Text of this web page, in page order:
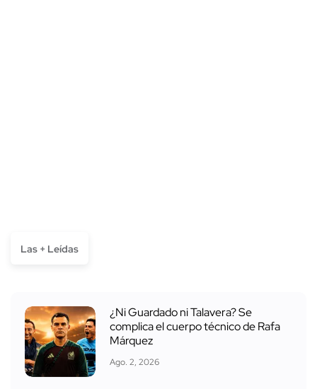
Las + Leídas
¿Ni Guardado ni Talavera? Se
complica el cuerpo técnico de Rafa
Márquez
Ago. 2, 2026